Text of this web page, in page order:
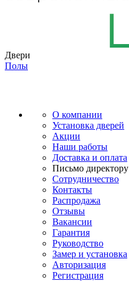
Двери
Полы
О компании
Установка дверей
Акции
Наши работы
Доставка и оплата
Письмо директору
Сотрудничество
Контакты
Распродажа
Отзывы
Вакансии
Гарантия
Руководство
Замер и установка
Авторизация
Регистрация